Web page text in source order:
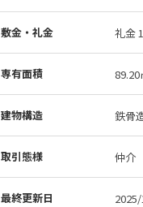
敷金・礼金 礼金
専有面積 89.20
建物構造 鉄骨
取引態様 仲介
最終更新日